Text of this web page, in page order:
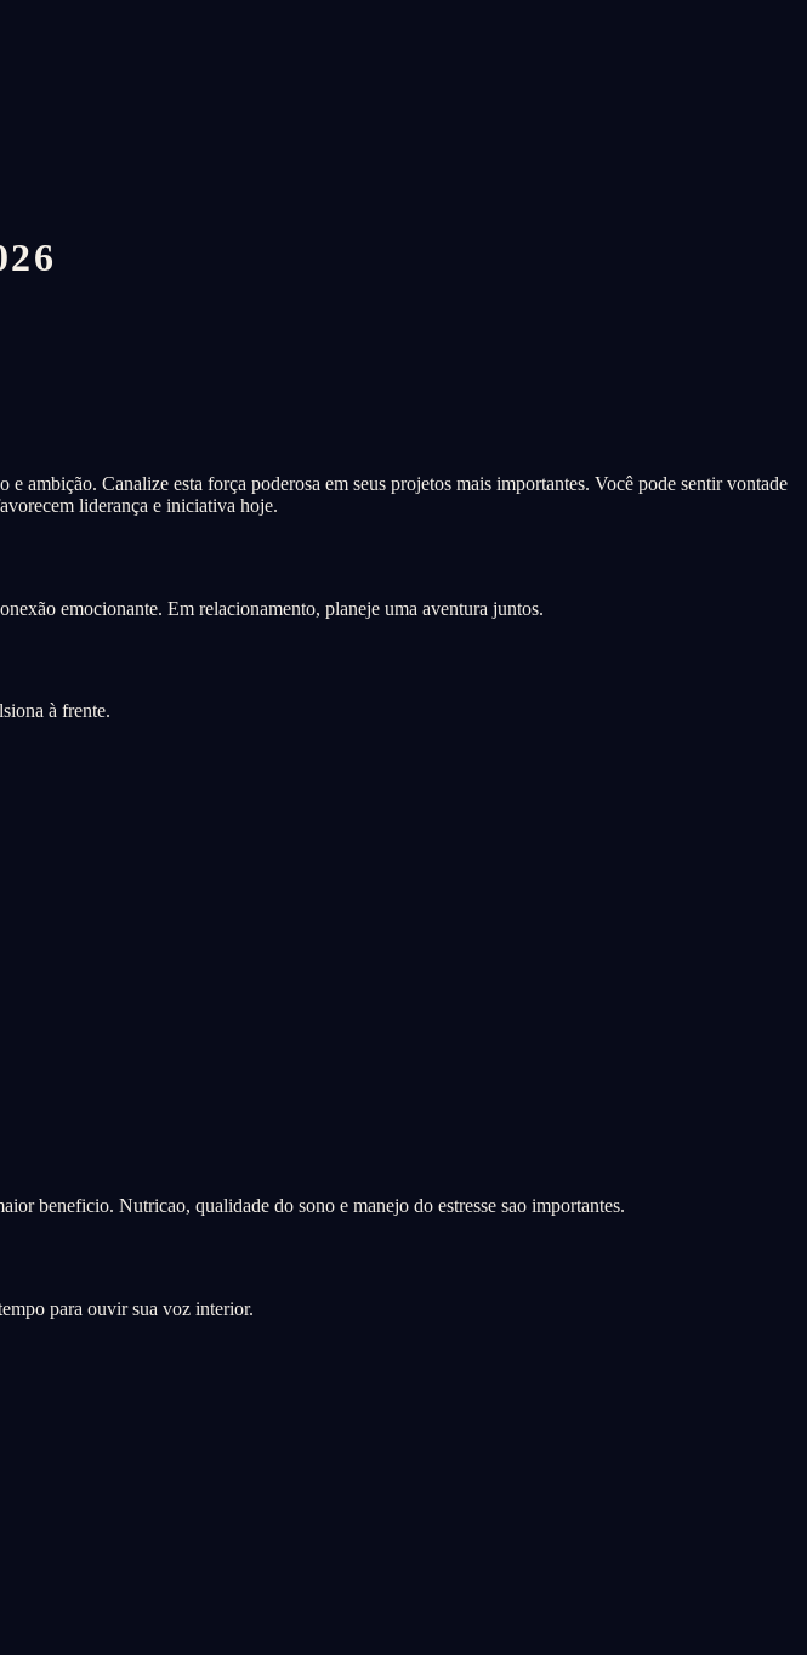
ambição. Canalize esta força poderosa em seus projetos mais importantes. Você pode sentir vontade
liderança e iniciativa hoje.
emocionante. Em relacionamento, planeje uma aventura juntos.
à frente.
beneficio. Nutricao, qualidade do sono e manejo do estresse sao importantes.
para ouvir sua voz interior.